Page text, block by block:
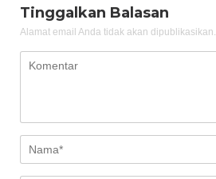
Tinggalkan Balasan
Alamat email Anda tidak akan dipublikasikan.